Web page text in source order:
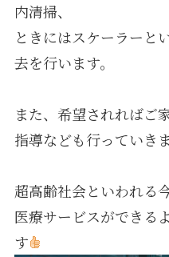
内清掃、
ときにはスケーラーと
去を行います。
また、希望されればご
指導なども行っていきま
超高齢社会といわれる
医療サービスができる
す